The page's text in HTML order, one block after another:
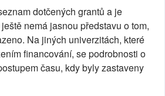
dotčených grantů a je
nemá jasnou představu o tom,
Na jiných univerzitách, které
financování, se podrobnosti o
času, kdy byly zastaveny